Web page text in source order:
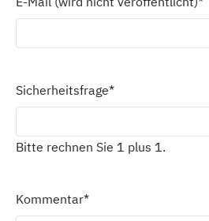
Sicherheitsfrage*
Bitte rechnen Sie 1 plus 1.
Kommentar*